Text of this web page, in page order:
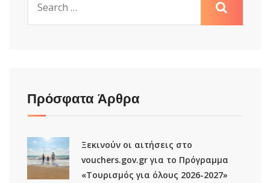
Πρόσφατα Άρθρα
Ξεκινούν οι αιτήσεις στο
vouchers.gov.gr για το Πρόγραμμα
«Τουρισμός για όλους 2026-2027»